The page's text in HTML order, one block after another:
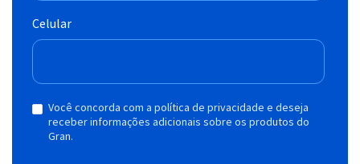
Celular
Você concorda com a política de privacidade e deseja
receber informações adicionais sobre os produtos do
Gran.